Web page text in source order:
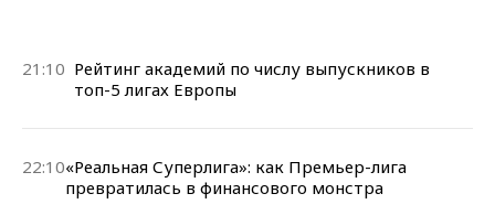
21:10 Рейтинг академий по числу выпускников в
топ-5 лигах Европы
22:10«Реальная Суперлига»: как Премьер-лига
превратилась в финансового монстра